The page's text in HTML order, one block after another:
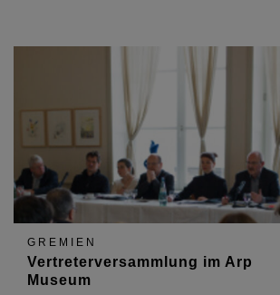
GREMIEN
Vertreterversammlung im Arp
Museum